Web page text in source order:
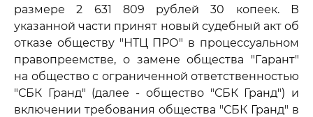
размере 2 631 809 рублей 30 копеек. В
указанной части принят новый судебный акт об
отказе обществу "НТЦ ПРО" в процессуальном
правопреемстве, о замене общества "Гарант"
на общество с ограниченной ответственностью
"СБК Гранд" (далее - общество "СБК Гранд") и
включении требования общества "СБК Гранд" в